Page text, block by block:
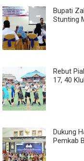
Bupati
Stunting
Rebut
17, 40
Dukung
Pemkab